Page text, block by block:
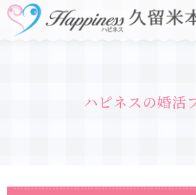
ハピネスの婚活